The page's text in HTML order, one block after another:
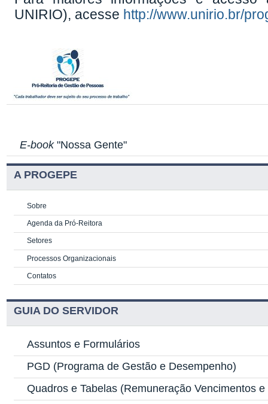
UNIRIO), acesse http://www.unirio.br/
E-book"Nossa Gente"
A PROGEPE
Sobre
Agenda da Pró-Reitora
Setores
Processos Organizacionais
Contatos
GUIA DO SERVIDOR
Assuntos e Formulários
PGD (Programa de Gestão e Desempenho)
Quadros e Tabelas (Remuneração Vencimentos